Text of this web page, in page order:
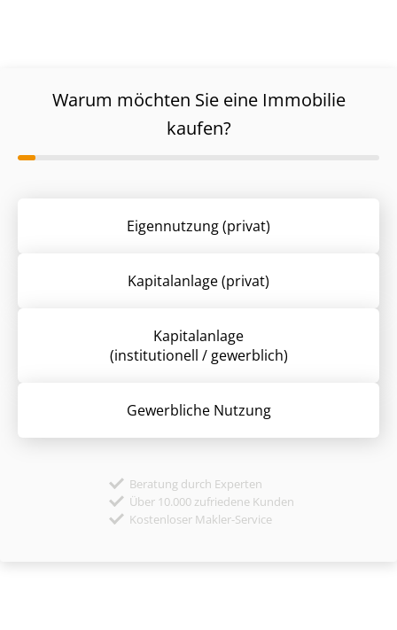
Warum möchten Sie eine Immobilie
kaufen?
Eigennutzung (privat)
Kapitalanlage (privat)
Kapitalanlage
(institutionell / gewerblich)
Gewerbliche Nutzung
Beratung durch Experten
Über 10.000 zufriedene Kunden
Kostenloser Makler-Service